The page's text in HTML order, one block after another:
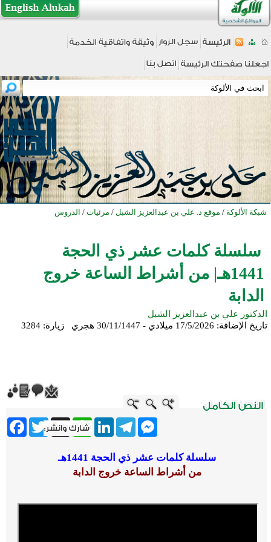
شبكة الألوكة / موقع د. علي بن عبدالعزيز الشبل / مرئيات / الدروس
سلسلة كلمات عشر ذي الحجة
1441هـ| من أشراط الساعة خروج
الدابة
الدكتور علي بن عبدالعزيز الشبل
تاريخ الإضافة: 17/5/2026 ميلادي - 30/11/1447 هجري زيارة: 3284
Twitter X
WhatsApp
LinkedInTelegram
Messenger
سلسلة كلمات عشر ذي الحجة 1441هـ
من أشراط الساعة خروج الدابة